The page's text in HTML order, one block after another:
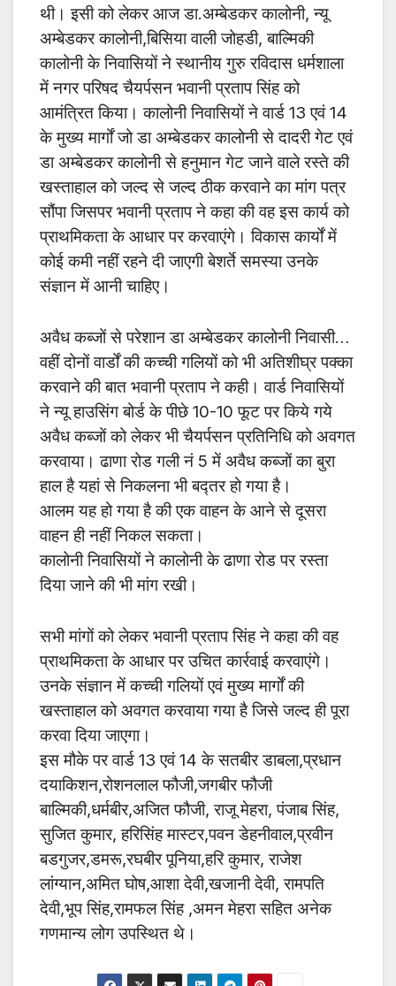
थी। इसी को लेकर आज डा.अम्बेडकर कालोनी, न्यू
अम्बेडकर कालोनी,बिसिया वाली जोहडी, बाल्मिकी
कालोनी के निवासियों ने स्थानीय गुरु रविदास धर्मशाला
में नगर परिषद चैयर्पसन भवानी प्रताप सिंह को
आमंत्रित किया। कालोनी निवासियों ने वार्ड 13 एवं 14
के मुख्य मार्गों जो डा अम्बेडकर कालोनी से दादरी गेट एवं
डा अम्बेडकर कालोनी से हनुमान गेट जाने वाले रस्ते की
खस्ताहाल को जल्द से जल्द ठीक करवाने का मांग पत्र
सौंपा जिसपर भवानी प्रताप ने कहा की वह इस कार्य को
प्राथमिकता के आधार पर करवाएंगे। विकास कार्यों में
कोई कमी नहीं रहने दी जाएगी बेशर्ते समस्या उनके
संज्ञान में आनी चाहिए।
अवैध कब्जों से परेशान डा अम्बेडकर कालोनी निवासी…
वहीं दोनों वार्डों की कच्ची गलियों को भी अतिशीघ्र पक्का
करवाने की बात भवानी प्रताप ने कही। वार्ड निवासियों
ने न्यू हाउसिंग बोर्ड के पीछे 10-10 फूट पर किये गये
अवैध कब्जों को लेकर भी चैयर्पसन प्रतिनिधि को अवगत
करवाया। ढाणा रोड गली नं 5 में अवैध कब्जों का बुरा
हाल है यहां से निकलना भी बद्तर हो गया है।
आलम यह हो गया है की एक वाहन के आने से दूसरा
वाहन ही नहीं निकल सकता।
कालोनी निवासियों ने कालोनी के ढाणा रोड पर रस्ता
दिया जाने की भी मांग रखी।
सभी मांगों को लेकर भवानी प्रताप सिंह ने कहा की वह
प्राथमिकता के आधार पर उचित कार्रवाई करवाएंगे।
उनके संज्ञान में कच्ची गलियों एवं मुख्य मार्गों की
खस्ताहाल को अवगत करवाया गया है जिसे जल्द ही पूरा
करवा दिया जाएगा।
इस मौके पर वार्ड 13 एवं 14 के सतबीर डाबला,प्रधान
दयाकिशन,रोशनलाल फौजी,जगबीर फौजी
बाल्मिकी,धर्मबीर,अजित फौजी, राजू मेहरा, पंजाब सिंह,
सुजित कुमार, हरिसिंह मास्टर,पवन डेहनीवाल,प्रवीन
बडगुजर,डमरू,रघबीर पूनिया,हरि कुमार, राजेश
लांग्यान,अमित घोष,आशा देवी,खजानी देवी, रामपति
देवी,भूप सिंह,रामफल सिंह ,अमन मेहरा सहित अनेक
गणमान्य लोग उपस्थित थे।